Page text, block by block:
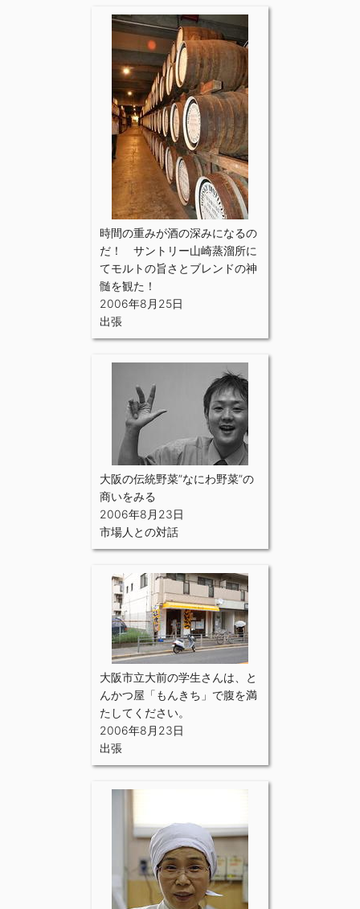
時間の重みが酒の深みになるの
だ！ サントリー山崎蒸溜所に
てモルトの旨さとブレンドの神
髄を観た！
2006年8月25日
出張
大阪の伝統野菜”なにわ野菜”の
商いをみる
2006年8月23日
市場人との対話
大阪市立大前の学生さんは、と
んかつ屋「もんきち」で腹を満
たしてください。
2006年8月23日
出張